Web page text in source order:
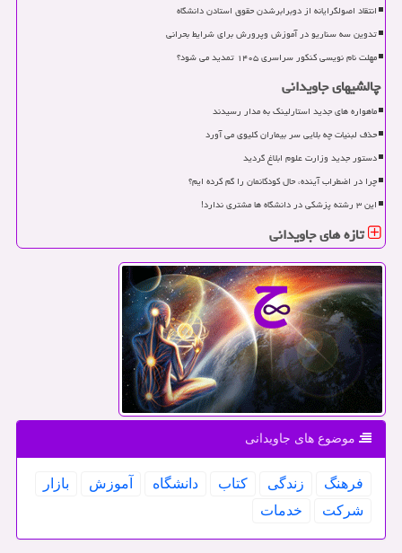
انتقاد اصولگرایانه از دوبرابرشدن حقوق استادن دانشگاه
تدوین سه سناریو در آموزش وپرورش برای شرایط بحرانی
مهلت نام نویسی کنکور سراسری ۱۴۰۵ تمدید می شود؟
چالشیهای جاویدانی
ماهواره های جدید استارلینک به مدار رسیدند
حذف لبنیات چه بلایی سر بیماران کلیوی می آورد
دستور جدید وزارت علوم ابلاغ گردید
چرا در اضطراب آینده، حال کودکانمان را گم کرده ایم؟
این ۳ رشته پزشکی در دانشگاه ها مشتری ندارد!
تازه های جاویدانی
موضوع های جاویدانی
فرهنگ زندگی كتاب دانشگاه آموزش
بازار
شركت
خدمات